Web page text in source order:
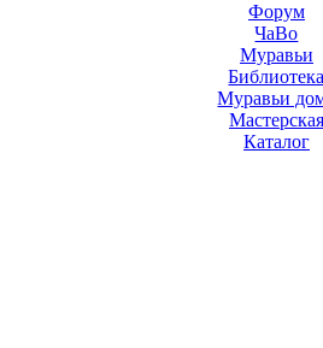
Форум
ЧаВо
Муравьи
Муравьи
Мастерская
Каталог